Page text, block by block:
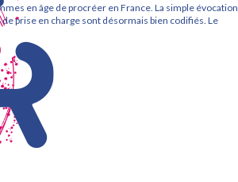
en âge de procréer en France. La simple évocation
prise en charge sont désormais bien codifiés. Le